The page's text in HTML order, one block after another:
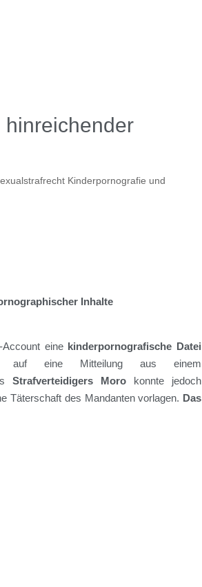
hinreichender
Kinderpornografie und
Inhalte
Account einekinderpornografische Datei
auf eine Mitteilung aus einem
Strafverteidigers Moro konnte jedoch
Täterschaft des Mandantenvorlagen. Das